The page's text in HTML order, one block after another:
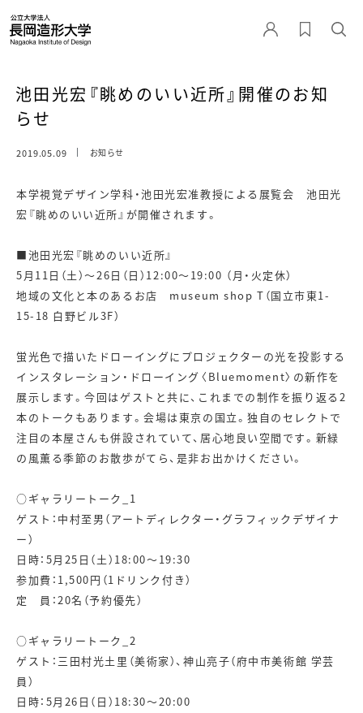
池田光宏『眺めのいい近所』開催のお知
らせ
2019.05.09 お知らせ
本学視覚デザイン学科・池田光宏准教授による展覧会 池田光
宏『眺めのいい近所』が開催されます。
■池田光宏『眺めのいい近所』
5月11日（土）～26日（日）12:00～19:00 （月・火定休）
地域の文化と本のあるお店 museum shop T（国立市東1-
15-18 白野ビル3F）
蛍光色で描いたドローイングにプロジェクターの光を投影する
インスタレーション・ドローイング〈Bluemoment〉の新作を
展示します。今回はゲストと共に、これまでの制作を振り返る2
本のトークもあります。会場は東京の国立。独自のセレクトで
注目の本屋さんも併設されていて、居心地良い空間です。新緑
の風薫る季節のお散歩がてら、是非お出かけください。
○ギャラリートーク_1
ゲスト：中村至男（アートディレクター・グラフィックデザイナ
ー）
日時：5月25日（土）18:00～19:30
参加費：1,500円（1ドリンク付き）
定 員：20名（予約優先）
○ギャラリートーク_2
ゲスト：三田村光土里（美術家）、神山亮子（府中市美術館 学芸
員）
日時：5月26日（日）18:30～20:00